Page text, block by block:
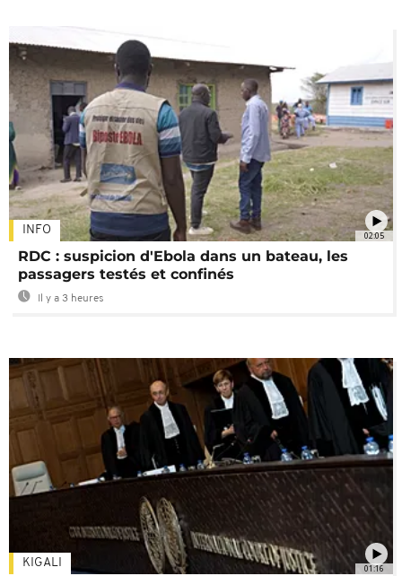
02:05
INFO
RDC : suspicion d'Ebola dans un bateau, les
passagers testés et confinés
Il y a 3 heures
01:16
KIGALI